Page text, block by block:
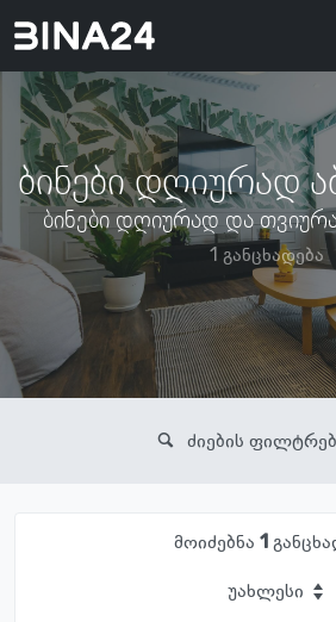
ბინები დღიურად
ბინები დღიურად და
1 განცხადება
ძიების
მოიძებნა 1
უახლესი